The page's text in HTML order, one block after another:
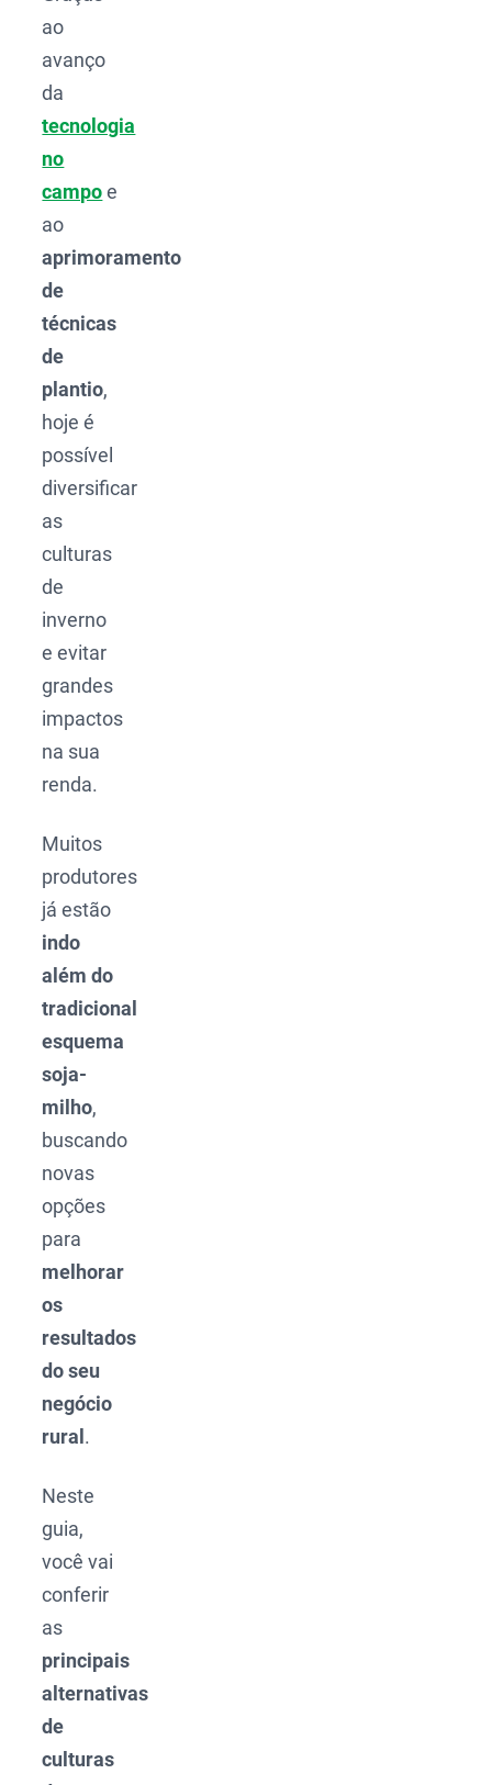
ao
avanço
da
tecnologia
no
campoe
ao
aprimoramento
de
técnicas
de
plantio,
hoje é
possível
diversificar
as
culturas
de
inverno
e evitar
grandes
impactos
na sua
renda.
Muitos
produtores
já estão
indo
além do
tradicional
esquema
soja-
milho,
buscando
novas
opções
para
melhorar
os
resultados
do seu
negócio
rural .
Neste
guia,
você vai
conferir
as
principais
alternativas
de
culturas